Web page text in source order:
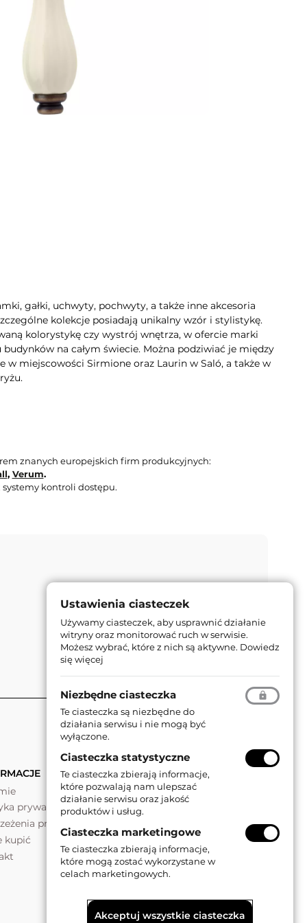
gałki, uchwyty, pochwyty, a także inne akcesoria
kolekcje posiadają unikalny wzór i stylistykę.
kolorystykę czy wystrój wnętrza, w ofercie marki
na całym świecie. Można podziwiać je między
w miejscowości Sirmione oraz Laurin w Saló, a także w
znanych europejskich firm produkcyjnych:
, Verum.
kontroli dostępu.
prywatności
prawne
kupić
Ustawienia ciasteczek
Używamy ciasteczek, aby usprawnić działanie
witryny oraz monitorować ruch w serwisie.
Możesz wybrać, które z nich są aktywne. Dowiedz
się więcej
Niezbędne ciasteczka
Te ciasteczka są niezbędne do
działania serwisu i nie mogą być
wyłączone.
Ciasteczka statystyczne
Te ciasteczka zbierają informacje,
które pozwalają nam ulepszać
działanie serwisu oraz jakość
produktów i usług.
Ciasteczka marketingowe
Te ciasteczka zbierają informacje,
które mogą zostać wykorzystane w
celach marketingowych.
Akceptuj wszystkie ciasteczka